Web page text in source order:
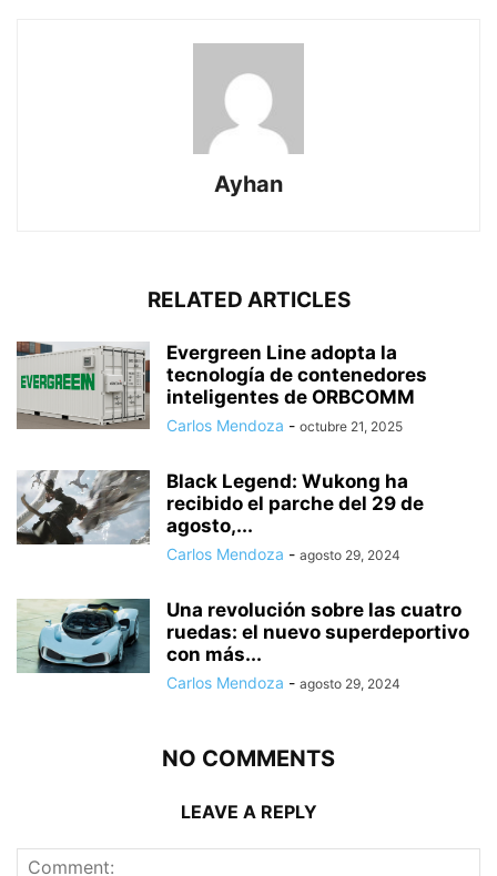
Ayhan
RELATED ARTICLES
Evergreen Line adopta la
tecnología de contenedores
inteligentes de ORBCOMM
Carlos Mendoza - octubre 21, 2025
Black Legend: Wukong ha
recibido el parche del 29 de
agosto,...
Carlos Mendoza - agosto 29, 2024
Una revolución sobre las cuatro
ruedas: el nuevo superdeportivo
con más...
Carlos Mendoza - agosto 29, 2024
NO COMMENTS
LEAVE A REPLY